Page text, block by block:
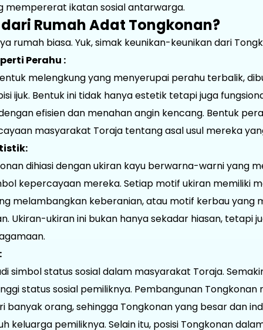
mempererat ikatan sosial antarwarga.
Rumah Adat Tongkonan?
rumah biasa. Yuk, simak keunikan-keunikan dari
Perahu :
melengkung yang menyerupai perahu terbalik,
ijuk. Bentuk ini tidak hanya estetik tetapi juga
efisien dan menahan angin kencang. Bentuk
masyarakat Toraja tentang asal usul mereka
dihiasi dengan ukiran kayu berwarna-warni yang
kepercayaan mereka. Setiap motif ukiran memiliki
melambangkan keberanian, atau motif kerbau yang
Ukiran-ukiran ini bukan hanya sekadar hiasan, tetapi
simbol status sosial dalam masyarakat Toraja.
status sosial pemiliknya. Pembangunan
banyak orang, sehingga Tongkonan yang besar dan
keluarga pemiliknya. Selain itu, posisi Tongkonan